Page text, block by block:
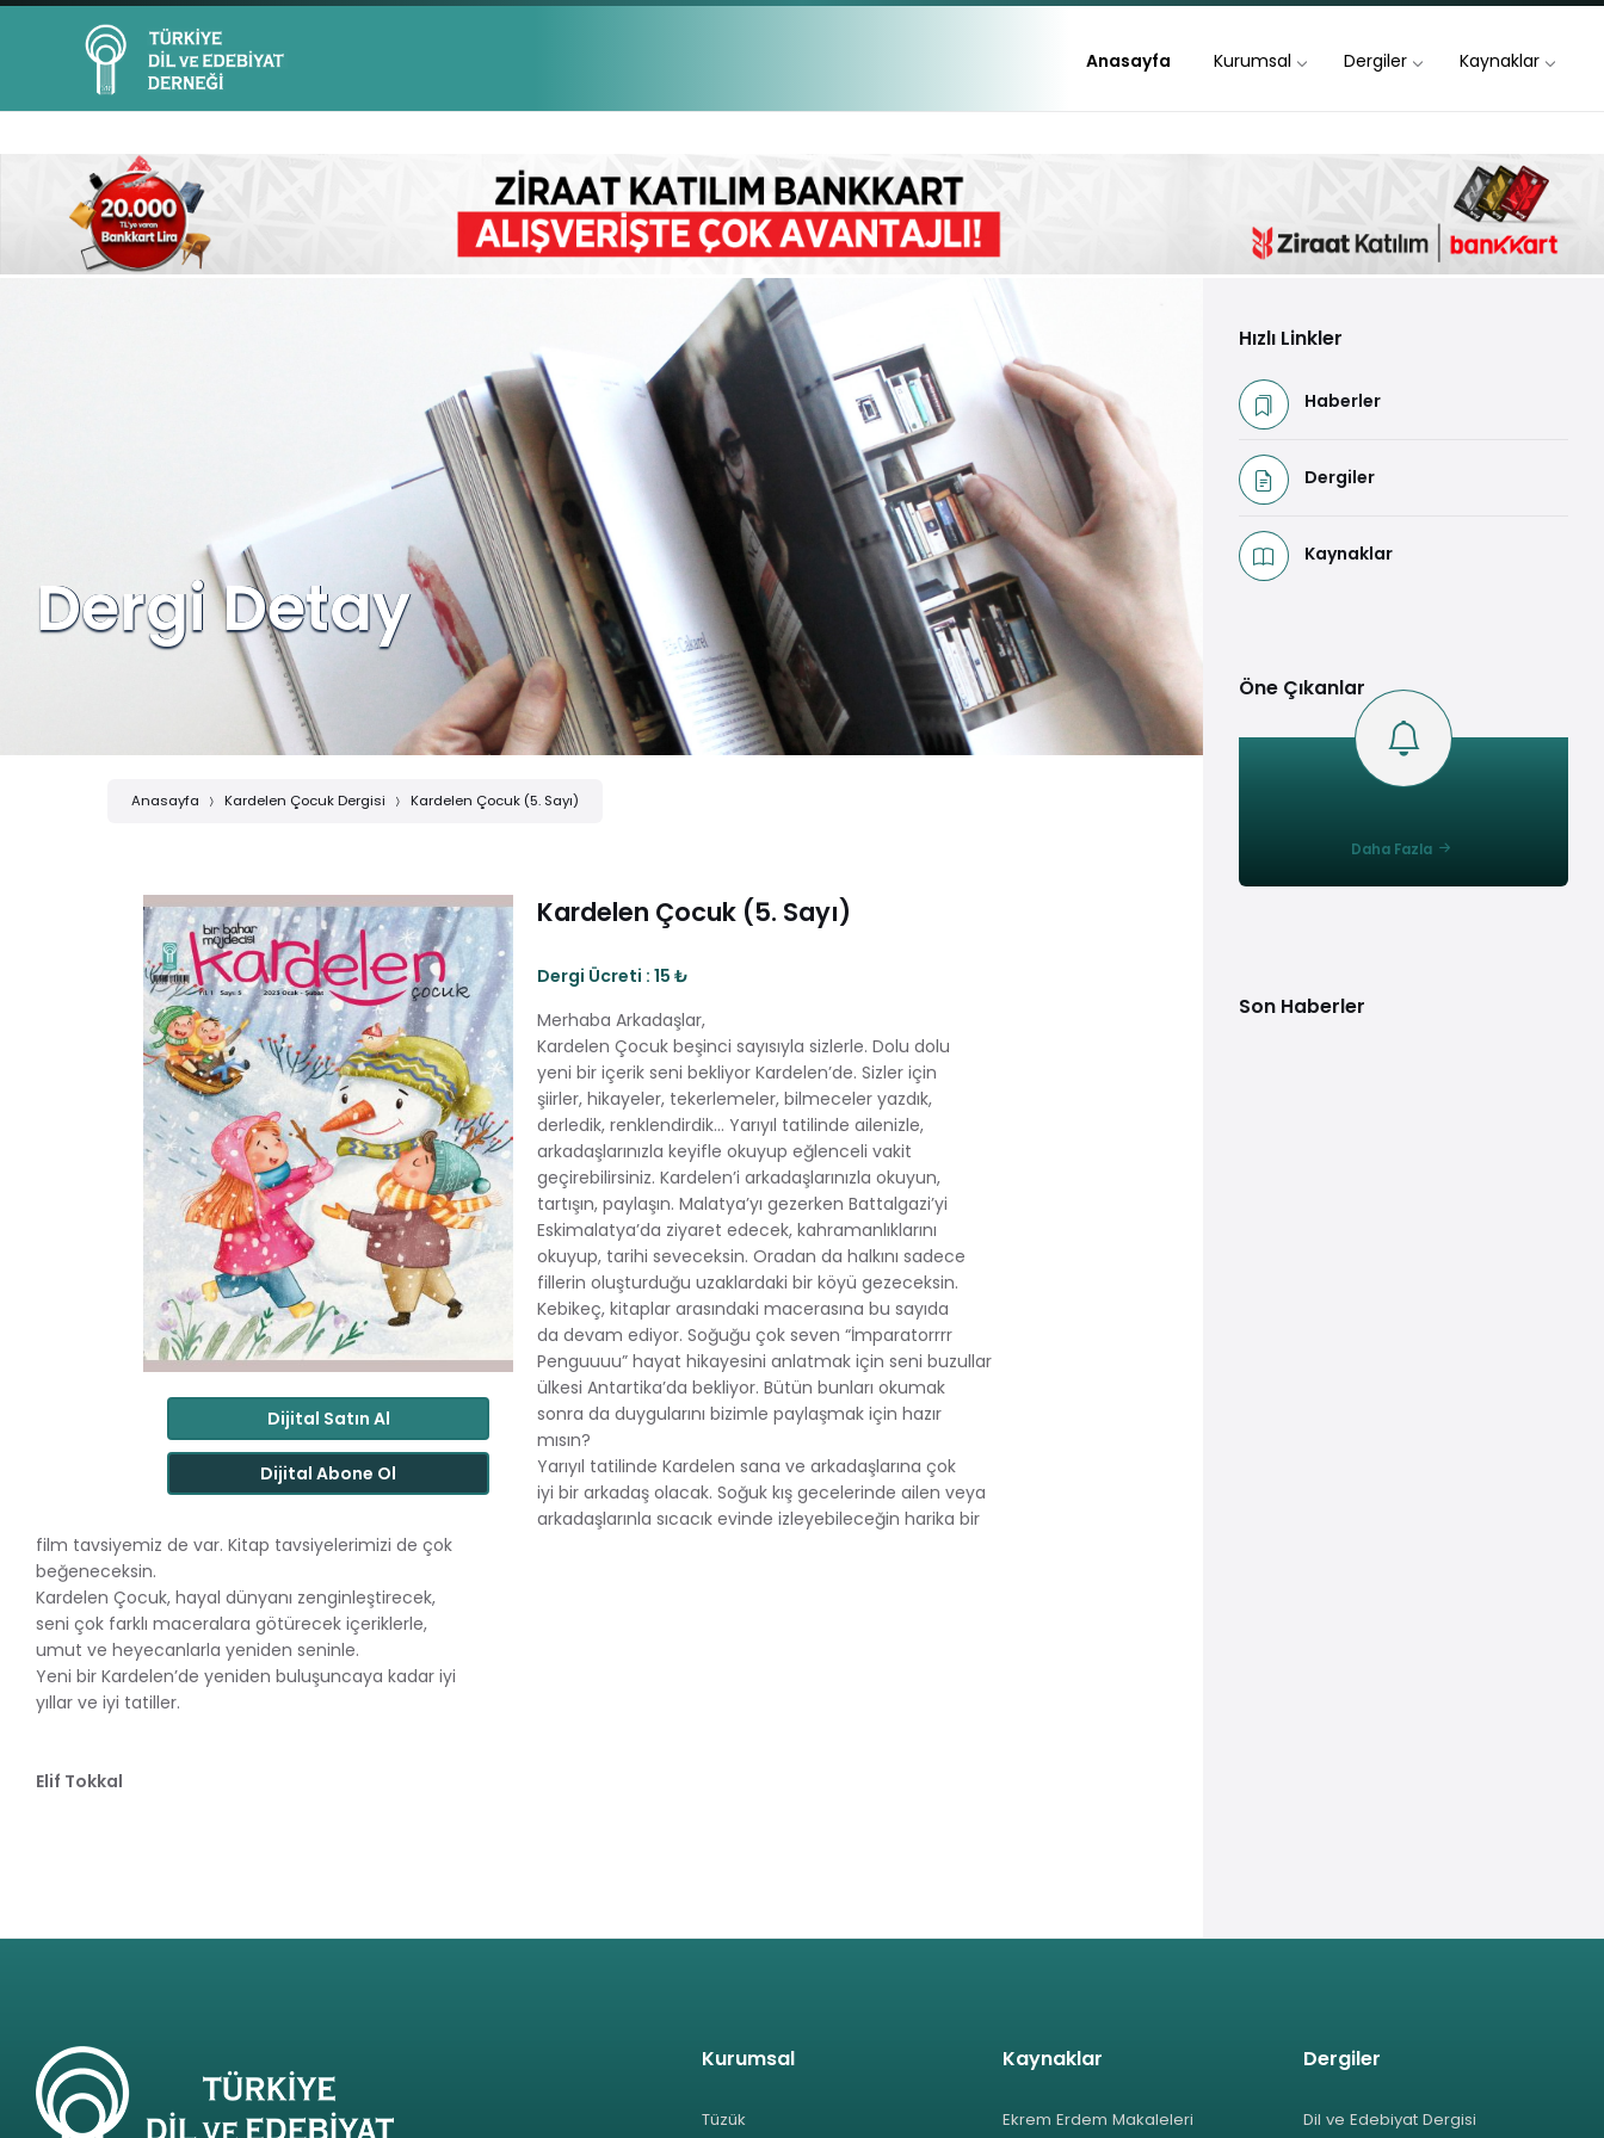
Anasayfa Kurumsal Dergiler Kaynaklar
Dergi Detay
Anasayfa Kardelen Çocuk Dergisi Kardelen Çocuk (5. Sayı)
Dijital Satın Al
Dijital Abone Ol
Kardelen Çocuk (5. Sayı)
Dergi Ücreti : 15 ₺
Merhaba Arkadaşlar,
Kardelen Çocuk beşinci sayısıyla sizlerle. Dolu dolu
yeni bir içerik seni bekliyor Kardelen’de. Sizler için
şiirler, hikayeler, tekerlemeler, bilmeceler yazdık,
derledik, renklendirdik… Yarıyıl tatilinde ailenizle,
arkadaşlarınızla keyifle okuyup eğlenceli vakit
geçirebilirsiniz. Kardelen’i arkadaşlarınızla okuyun,
tartışın, paylaşın. Malatya’yı gezerken Battalgazi’yi
Eskimalatya’da ziyaret edecek, kahramanlıklarını
okuyup, tarihi seveceksin. Oradan da halkını sadece
fillerin oluşturduğu uzaklardaki bir köyü gezeceksin.
Kebikeç, kitaplar arasındaki macerasına bu sayıda
da devam ediyor. Soğuğu çok seven “İmparatorrrr
Penguuuu” hayat hikayesini anlatmak için seni buzullar
ülkesi Antartika’da bekliyor. Bütün bunları okumak
sonra da duygularını bizimle paylaşmak için hazır
mısın?
Yarıyıl tatilinde Kardelen sana ve arkadaşlarına çok
iyi bir arkadaş olacak. Soğuk kış gecelerinde ailen veya
arkadaşlarınla sıcacık evinde izleyebileceğin harika bir
film tavsiyemiz de var. Kitap tavsiyelerimizi de çok
beğeneceksin.
Kardelen Çocuk, hayal dünyanı zenginleştirecek,
seni çok farklı maceralara götürecek içeriklerle,
umut ve heyecanlarla yeniden seninle.
Yeni bir Kardelen’de yeniden buluşuncaya kadar iyi
yıllar ve iyi tatiller.
Elif Tokkal
Hızlı Linkler
Haberler
Dergiler
Kaynaklar
Öne Çıkanlar
Daha Fazla
Son Haberler
Kurumsal
Tüzük
Kaynaklar
Ekrem Erdem Makaleleri
Dergiler
Dil ve Edebiyat Dergisi